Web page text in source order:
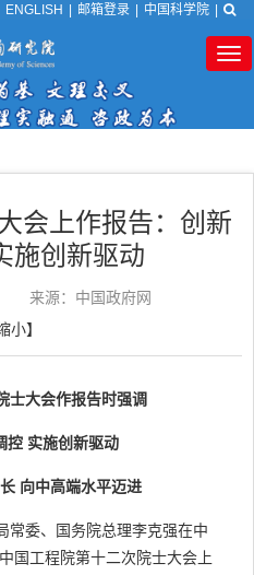
ENGLISH 邮箱登录 中国科学院
会上作报告：创新
施创新驱动
来源：中国政府网
小】
士大会作报告时强调
控 实施创新驱动
向中高端水平迈进
委、国务院总理李克强在中
国工程院第十二次院士大会上